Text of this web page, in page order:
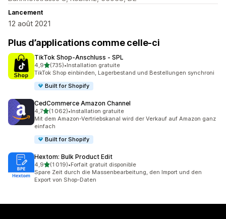
Lancement
12 août 2021
Plus d’applications comme celle-ci
TikTok Shop‑Anschluss ‑ SPL
4,9étoile(s) sur 5
(735)
735 avis au total
•Installation gratuite
TikTok Shop einbinden, Lagerbestand und Bestellungen synchroni
Built for Shopify
CedCommerce Amazon Channel
4,7étoile(s) sur 5
(1 062)
1062 avis au total
•Installation gratuite
Mit dem Amazon-Vertriebskanal wird der Verkauf auf Amazon ganz
einfach
Built for Shopify
Hextom: Bulk Product Edit
4,9étoile(s) sur 5
(1 019)
1019 avis au total
•Forfait gratuit disponible
Spare Zeit durch die Massenbearbeitung, den Import und den
Export von Shop-Daten